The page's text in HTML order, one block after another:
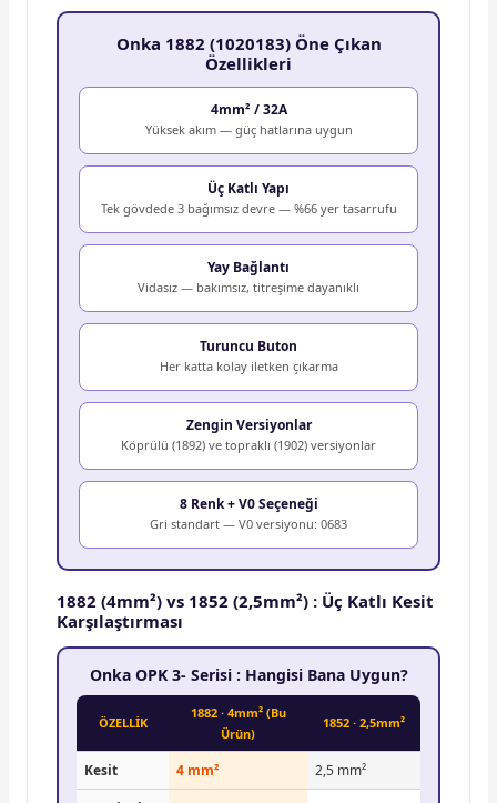
Onka 1882 (1020183) Öne Çıkan
Özellikleri
4mm² / 32A
Yüksek akım — güç hatlarına uygun
Üç Katlı Yapı
Tek gövdede 3 bağımsız devre — %66 yer tasarrufu
Yay Bağlantı
Vidasız — bakımsız, titreşime dayanıklı
Turuncu Buton
Her katta kolay iletken çıkarma
Zengin Versiyonlar
Köprülü (1892) ve topraklı (1902) versiyonlar
8 Renk + V0 Seçeneği
Gri standart — V0 versiyonu: 0683
1882 (4mm²) vs 1852 (2,5mm²) : Üç Katlı Kesit
Karşılaştırması
Onka OPK 3- Serisi : Hangisi Bana Uygun?
ÖZELLİK
1882 · 4mm² (Bu
Ürün)
1852 · 2,5mm²
Kesit 4 mm²
2,5 mm²